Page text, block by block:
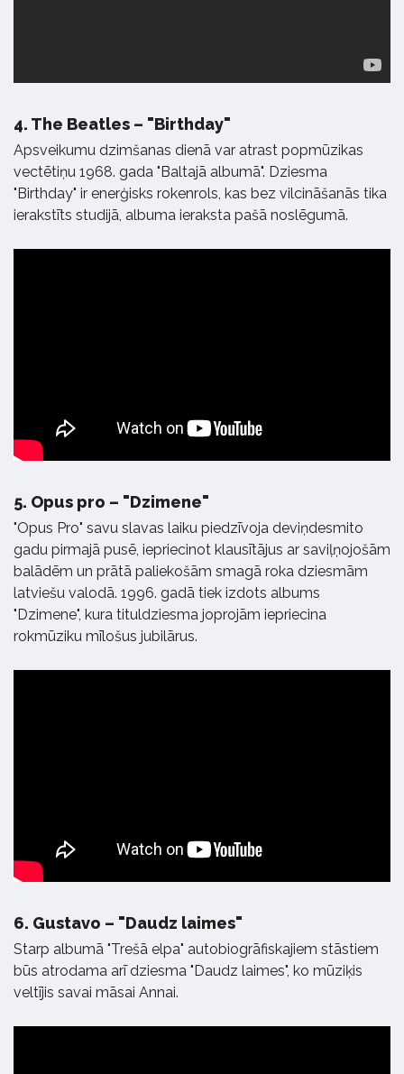
4. The Beatles – "Birthday"
Apsveikumu dzimšanas dienā var atrast popmūzikas
vectētiņu 1968. gada "Baltajā albumā". Dziesma
"Birthday" ir enerģisks rokenrols, kas bez vilcināšanās tika
ierakstīts studijā, albuma ieraksta pašā noslēgumā.
5. Opus pro – "Dzimene"
"Opus Pro" savu slavas laiku piedzīvoja deviņdesmito
gadu pirmajā pusē, iepriecinot klausītājus ar saviļņojošām
balādēm un prātā paliekošām smagā roka dziesmām
latviešu valodā. 1996. gadā tiek izdots albums
"Dzimene", kura tituldziesma joprojām iepriecina
rokmūziku mīlošus jubilārus.
6. Gustavo – "Daudz laimes"
Starp albumā "Trešā elpa" autobiogrāfiskajiem stāstiem
būs atrodama arī dziesma "Daudz laimes", ko mūziķis
veltījis savai māsai Annai.